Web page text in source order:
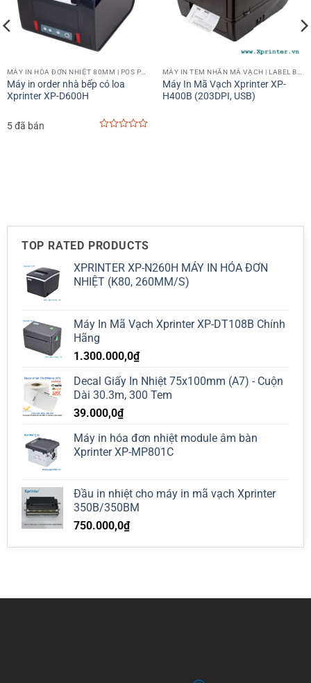
MÁY IN HÓA ĐƠN NHIỆT 80MM | POS PRINTER 80MM
Máy in order nhà bếp có loa
Xprinter XP-D600H
5 đã bán
MÁY IN TEM NHÃN MÃ VẠCH | LABEL BARCODE PRINTER
Máy In Mã Vạch Xprinter XP-
H400B (203DPI, USB)
TOP RATED PRODUCTS
XPRINTER XP-N260H MÁY IN HÓA ĐƠN
NHIỆT (K80, 260MM/S)
Máy In Mã Vạch Xprinter XP-DT108B Chính
Hãng
1.300.000,0₫
Decal Giấy In Nhiệt 75x100mm (A7) - Cuộn
Dài 30.3m, 300 Tem
39.000,0₫
Máy in hóa đơn nhiệt module âm bàn
Xprinter XP-MP801C
Đầu in nhiệt cho máy in mã vạch Xprinter
350B/350BM
750.000,0₫